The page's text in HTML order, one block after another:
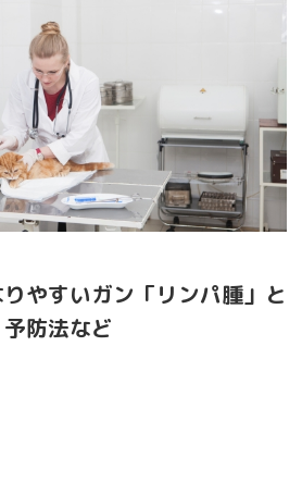
飼い主さんの悩み
ペットの気持ち
知って得する
エンタメ
りやすいガン「リンパ腫」と
防法など